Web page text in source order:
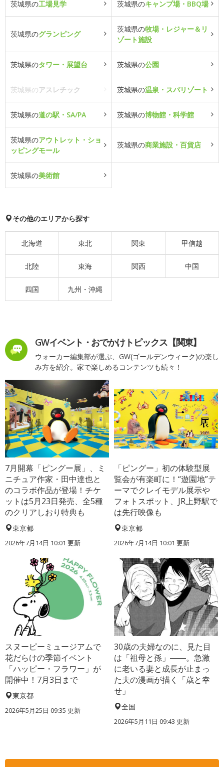
茨城県の工場見学 茨城県のキャンプ場・BBQ場
茨城県のグランピング
茨城県の牧場・レジャー＆リ
ゾート施設
茨城県のタワー・展望台 茨城県の公園
茨城県のアスレチック 茨城県の温泉・スパリゾート
茨城県の道の駅・SA/PA 茨城県の博物館・科学館
茨城県のアウトレット・ショ
ッピングモール
茨城県の商業施設・百貨店
茨城県の美術館
その他のエリアから探す
北海道 東北 関東 甲信越
北陸 東海 関西 中国
四国 九州・沖縄
GWイベント・おでかけトピックス【関東】
ウォーカー編集部が選ぶ、GW(ゴールデンウィーク)の楽し
み方を紹介。家で楽しめるコンテンツも続々！
7月開幕「ピングー展」、ミ
ニチュア作家・田中達也と
のコラボ作品が登場！チケ
ットは5月23日発売、全5種
のクリアしおり特典も
東京都
2026年7月14日 10:01 更新
「ピングー」初の体験型展
覧会が有楽町に！“遊園地”テ
ーマでクレイモデル展示や
フォトスポット、JR上野駅で
は先行映像も
東京都
2026年7月14日 10:01 更新
スヌーピーミュージアムで
花だらけの季節イベント
「ハッピー・フラワー」が
開催中！7月3日まで
東京都
2026年5月25日 09:35 更新
30歳の夫婦なのに、見た目
は「祖母と孫」――。急激
に老いる妻と成長が止まっ
た夫の漫画が描く「歳と幸
せ」
全国
2026年5月11日 09:43 更新